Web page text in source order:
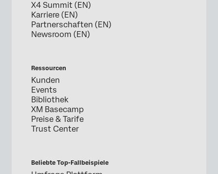
X4 Summit (EN)
Karriere (EN)
Partnerschaften (EN)
Newsroom (EN)
Ressourcen
Kunden
Events
Bibliothek
XM Basecamp
Preise & Tarife
Trust Center
Beliebte Top-Fallbeispiele